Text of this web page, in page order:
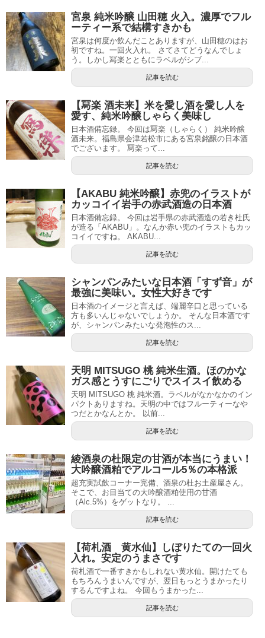
宮泉 純米吟醸 山田穂 火入。濃厚でフル
ーティー系で結構すきかも
宮泉は何度か飲んだことありますが、山田穂のはお
初ですね。一回火入れ。 さてさてどうなんでしょ
う。しかし冩楽とともにラベルがシブ...
記事を読む
【冩楽 酒未来】米を愛し酒を愛し人を
愛す、純米吟醸しゃらく美味し
日本酒備忘録。 今回は冩楽（しゃらく） 純米吟醸
酒未来。福島県会津若松市にある宮泉銘醸の日本酒
でございます。 冩楽って...
記事を読む
【AKABU 純米吟醸】赤兜のイラストが
カッコイイ岩手の赤武酒造の日本酒
日本酒備忘録。 今回は岩手県の赤武酒造の若き杜氏
が造る「AKABU」。なんか赤い兜のイラストもカッ
コイイですね。 AKABU...
記事を読む
シャンパンみたいな日本酒「すず音」が
最強に美味い。女性大好きです
日本酒のイメージと言えば、端麗辛口と思っている
方も多いんじゃないでしょうか。 そんな日本酒です
が、シャンパンみたいな発泡性のス...
記事を読む
天明 MITSUGO 桃 純米生酒。ほのかな
ガス感とうすにごりでスイスイ飲める
天明 MITSUGO 桃 純米酒。ラベルがなかなかのイン
パクトありますね。天明の中ではフルーティーなや
つだとかなんとか。 以前...
記事を読む
綾酒泉の杜限定の甘酒が本当にうまい！
大吟醸酒粕でアルコール5％の本格派
超充実試飲コーナー完備、酒泉の杜お土産屋さん。
そこで、お目当ての大吟醸酒粕使用の甘酒
（Alc.5%）をゲットなり。 ...
記事を読む
【荷札酒 黄水仙】しぼりたての一回火
入れ。安定のうまさです
荷札酒で一番すきかもしれない黄水仙。開けたても
もちろんうまいんですが、翌日もっとうまかったり
するんですよね。 今回もうまかった...
記事を読む